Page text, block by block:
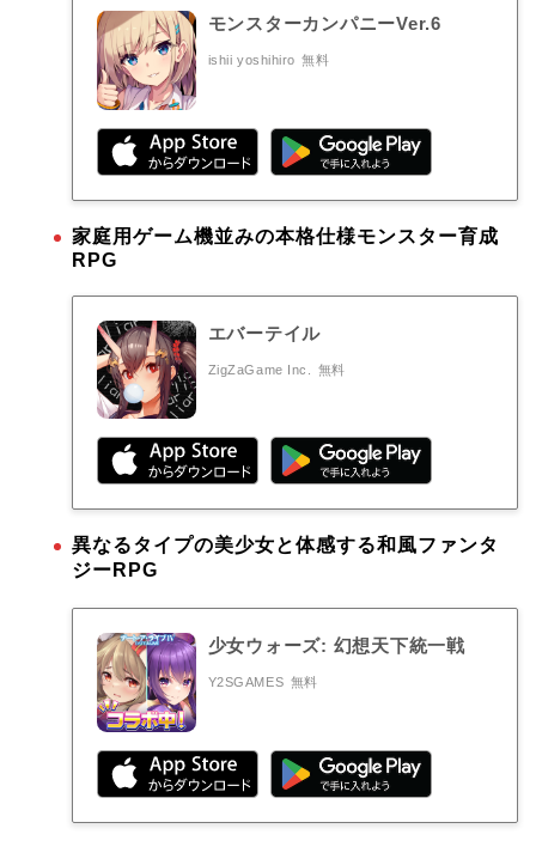
モンスターカンパニーVer.6
ishii yoshihiro 無料
家庭用ゲーム機並みの本格仕様モンスター育成
RPG
エバーテイル
ZigZaGame Inc. 無料
異なるタイプの美少女と体感する和風ファンタ
ジーRPG
少女ウォーズ: 幻想天下統一戦
Y2SGAMES 無料